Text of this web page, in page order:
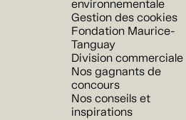
environnementale
Gestion des cookies
Fondation Maurice-
Tanguay
Division commerciale
Nos gagnants de
concours
Nos conseils et
inspirations